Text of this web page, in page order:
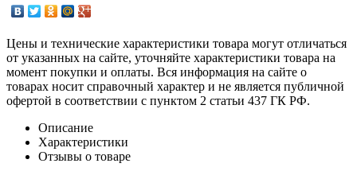
Цены и технические характеристики товара могут отличаться
от указанных на сайте, уточняйте характеристики товара на
момент покупки и оплаты. Вся информация на сайте о
товарах носит справочный характер и не является публичной
офертой в соответствии с пунктом 2 статьи 437 ГК РФ.
Описание
Характеристики
Отзывы о товаре